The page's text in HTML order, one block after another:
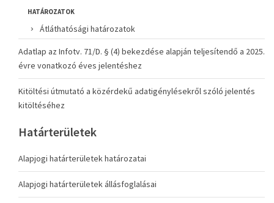
HATÁROZATOK
Átláthatósági határozatok
Adatlap az Infotv. 71/D. § (4) bekezdése alapján teljesítendő a 2025.
évre vonatkozó éves jelentéshez
Kitöltési útmutató a közérdekű adatigénylésekről szóló jelentés
kitöltéséhez
Határterületek
Alapjogi határterületek határozatai
Alapjogi határterületek állásfoglalásai